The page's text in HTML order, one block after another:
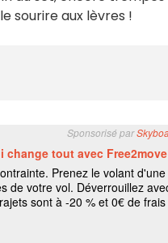
sourire aux lèvres !